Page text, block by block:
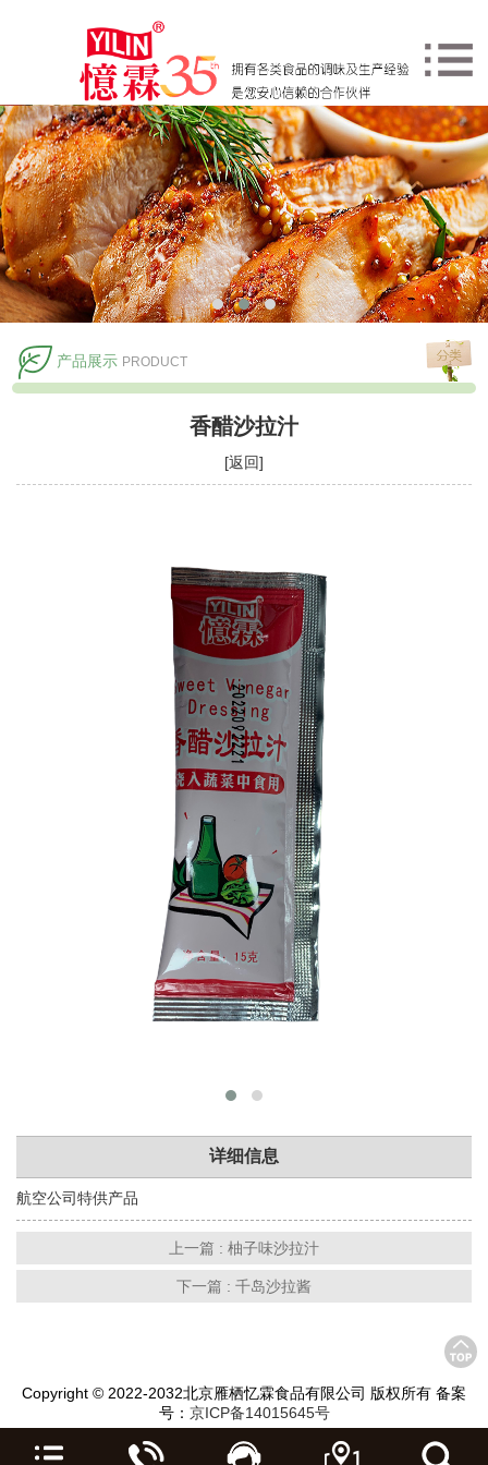
产品展示 PRODUCT
香醋沙拉汁
[返回]
详细信息
航空公司特供产品
上一篇 : 柚子味沙拉汁
下一篇 : 千岛沙拉酱
Copyright © 2022-2032北京雁栖忆霖食品有限公司 版权所有 备案
号： 京ICP备14015645号